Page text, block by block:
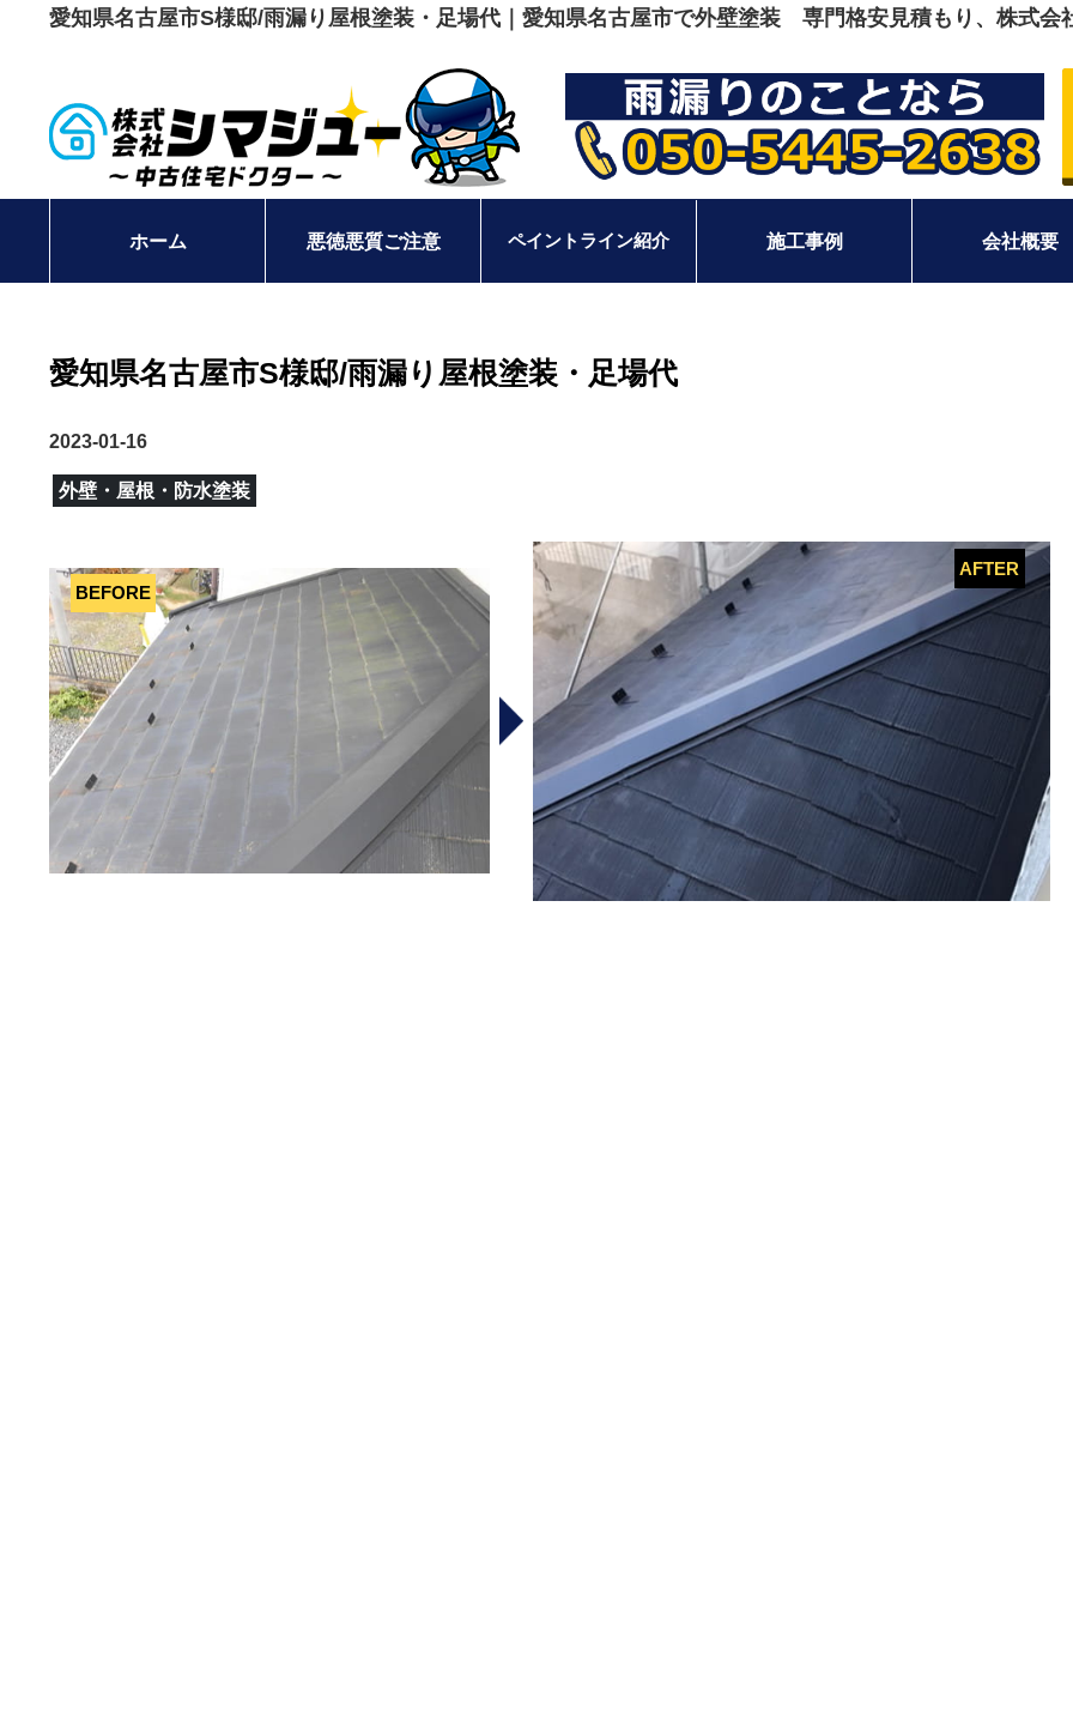
愛知県名古屋市S様邸/雨漏り屋根塗装・足場代｜愛知県名古屋市で外壁塗装 専門格安見積もり、株式会
ホーム 悪徳悪質ご注意 ペイントライン紹介 施工事例 会社概要
愛知県名古屋市S様邸/雨漏り屋根塗装・足場代
2023-01-16
外壁・屋根・防水塗装